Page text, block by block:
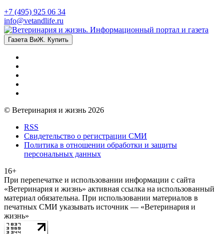
+7 (495) 925 06 34
info@vetandlife.ru
Газета ВиЖ. Купить
© Ветеринария и жизнь 2026
RSS
Свидетельство о регистрации СМИ
Политика в отношении обработки и защиты
персональных данных
16+
При перепечатке и использовании информации с сайта
«Ветеринария и жизнь» активная ссылка на использованный
материал обязательна. При использовании материалов в
печатных СМИ указывать источник — «Ветеринария и
жизнь»